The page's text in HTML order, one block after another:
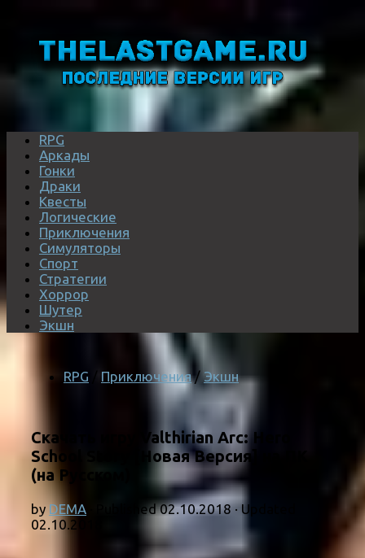
RPG
Аркады
Гонки
Драки
Квесты
Логические
Приключения
Симуляторы
Спорт
Стратегии
Хоррор
Шутер
Экшн
RPG Приключения / Экшн
Скачать игру Valthirian Arc: Hero
School Story [Новая Версия] на ПК
(на Русском)
by DEMA · Published02.10.2018· Updated
02.10.2018